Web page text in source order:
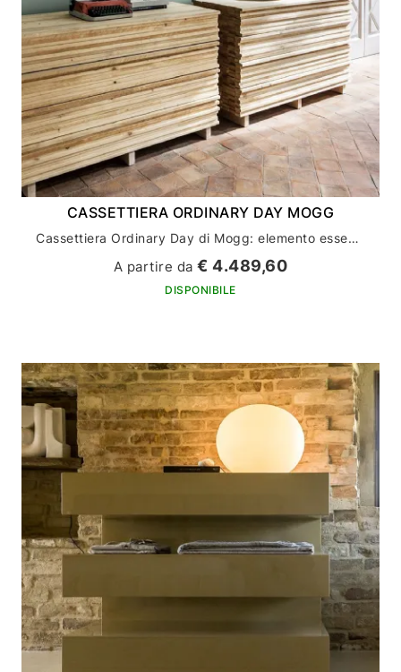
CASSETTIERA ORDINARY DAY MOGG
Cassettiera Ordinary Day di Mogg: elemento essenziale per l'arredamento della tua casa
A partire da€ 4.489,60
DISPONIBILE